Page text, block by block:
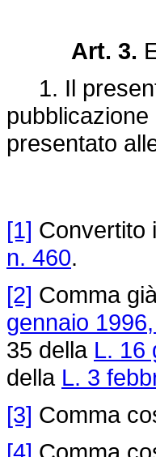
Art. 3.
1. Il
presentato
[1] Convertito
n. 460.
[2] Comma
gennaio
35 della L. 16
della L. 3
[3] Comma